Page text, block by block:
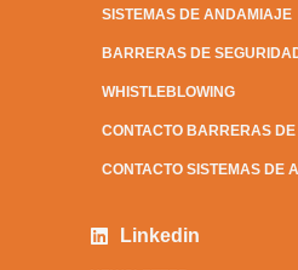
SISTEMAS DE ANDAMIAJE
BARRERAS DE
WHISTLEBLOWING
CONTACTO BARRERAS
CONTACTO SISTEMAS DE
Linkedin